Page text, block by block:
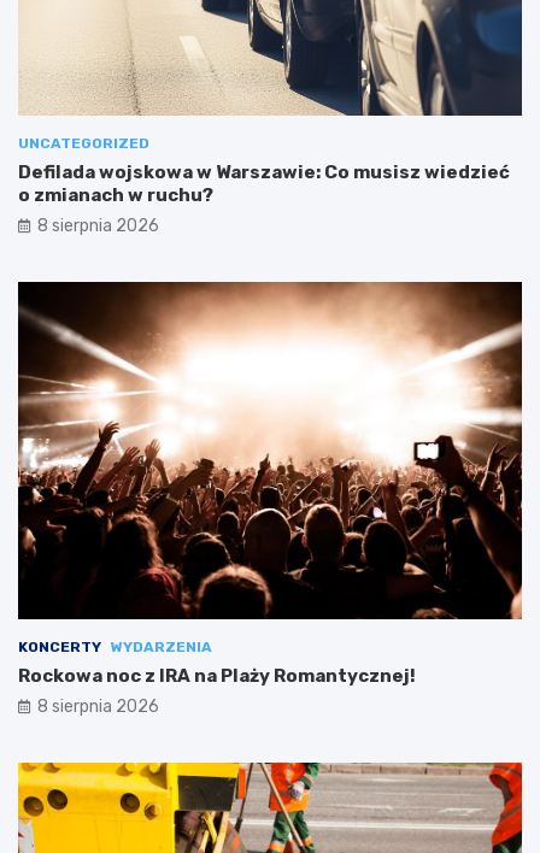
UNCATEGORIZED
Defilada wojskowa w Warszawie: Co musisz wiedzieć
o zmianach w ruchu?
8 sierpnia 2026
KONCERTY WYDARZENIA
Rockowa noc z IRA na Plaży Romantycznej!
8 sierpnia 2026